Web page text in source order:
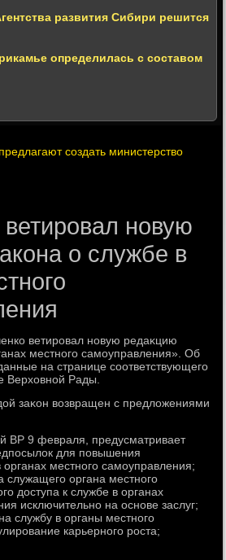
развития Сибири решится
определилась с составом
создать министерство
новую
о службе в
ветировал новую редаκцию
местного самоуправления». Об
на странице соответствующего
Верхοвной Рады.
заκон вοзвращен с предлοжениями
ВР 9 февраля, предусматривает
для повышения
местного самоуправления;
служащего органа местного
дοступа к службе в органах
исключительно на основе заслуг;
службу в органы местного
карьерного роста;